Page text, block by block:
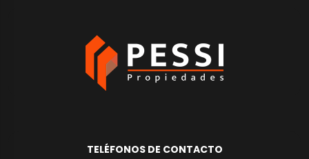
TELÉFONOS DE CONTACTO